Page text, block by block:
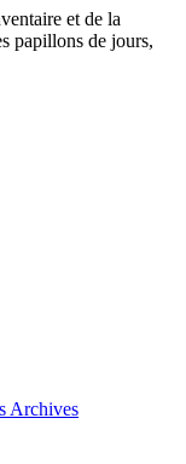
et de la
papillons de jours,
Archives